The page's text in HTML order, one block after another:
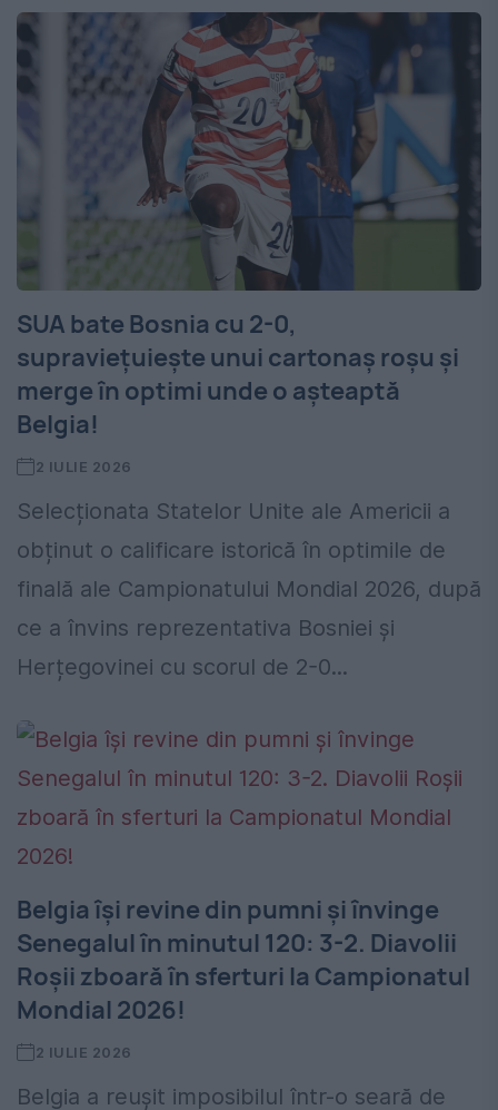
SUA bate Bosnia cu 2-0,
supraviețuiește unui cartonaș roșu și
merge în optimi unde o așteaptă
Belgia!
2 IULIE 2026
Selecționata Statelor Unite ale Americii a
obținut o calificare istorică în optimile de
finală ale Campionatului Mondial 2026, după
ce a învins reprezentativa Bosniei și
Herțegovinei cu scorul de 2-0...
Belgia își revine din pumni și învinge
Senegalul în minutul 120: 3-2. Diavolii
Roșii zboară în sferturi la Campionatul
Mondial 2026!
2 IULIE 2026
Belgia a reușit imposibilul într-o seară de